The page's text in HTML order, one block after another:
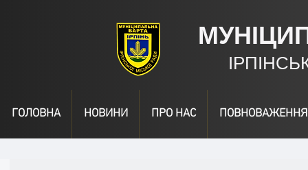
ГОЛОВНА НОВИНИ ПРО НАС ПОВНОВАЖЕННЯ